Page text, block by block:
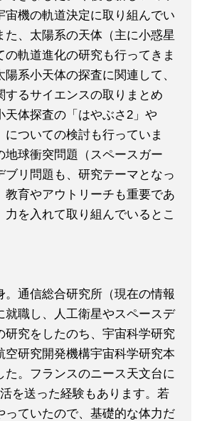
宙機の軌道決定に取り組んでい
た、太陽系の天体（主に小惑星
の軌道進化の研究も行ってきま
陽系小天体の探査に関連して、
するサイエンスの取りまとめ
天体探査の「はやぶさ2」や
についての検討も行っていま
地球衝突問題（スペースガー
ブリ問題も、研究テーマとなっ
教育やアウトリーチも重要であ
力を入れて取り組んでいるとこ
。通信総合研究所（現在の情報
就職し、人工衛星やスペースデ
研究をしたのち、宇宙科学研究
空研究開発機構宇宙科学研究本
た。フランスのニース天文台に
を送った経験もあります。若
っていたので、基礎的な体力だ